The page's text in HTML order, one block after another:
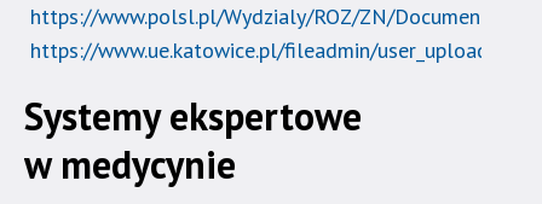
https://www.polsl.pl/Wydzialy/ROZ/ZN/Documents/
https://www.ue.katowice.pl/fileadmin/user_upload/
Systemy ekspertowe
w medycynie